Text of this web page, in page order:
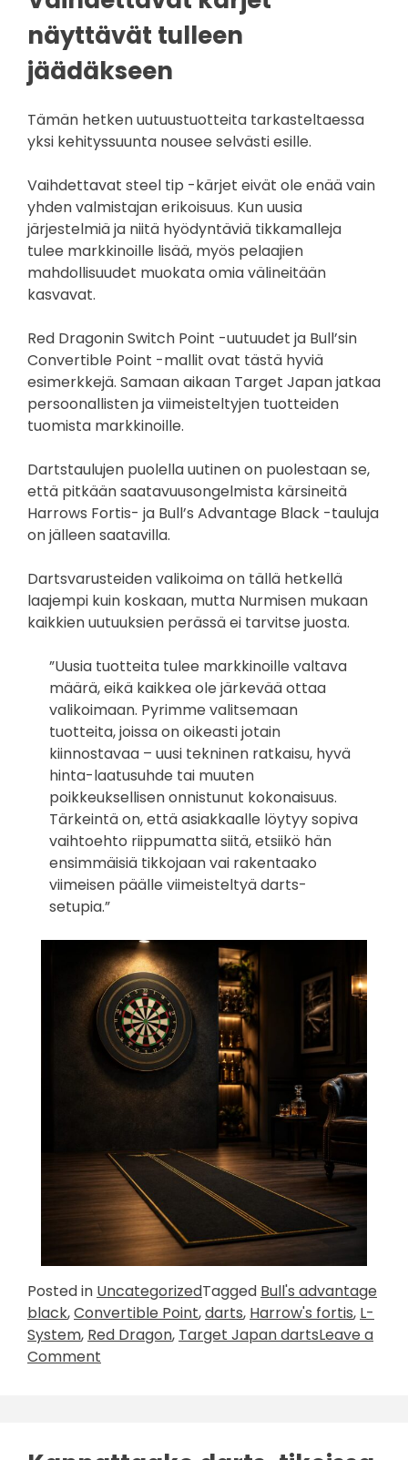
näyttävät tulleen
jäädäkseen
Tämän hetken uutuustuotteita tarkasteltaessa
yksi kehityssuunta nousee selvästi esille.
Vaihdettavat steel tip -kärjet eivät ole enää vain
yhden valmistajan erikoisuus. Kun uusia
järjestelmiä ja niitä hyödyntäviä tikkamalleja
tulee markkinoille lisää, myös pelaajien
mahdollisuudet muokata omia välineitään
kasvavat.
Red Dragonin Switch Point -uutuudet ja Bull’sin
Convertible Point -mallit ovat tästä hyviä
esimerkkejä. Samaan aikaan Target Japan jatkaa
persoonallisten ja viimeisteltyjen tuotteiden
tuomista markkinoille.
Dartstaulujen puolella uutinen on puolestaan se,
että pitkään saatavuusongelmista kärsineitä
Harrows Fortis- ja Bull’s Advantage Black -tauluja
on jälleen saatavilla.
Dartsvarusteiden valikoima on tällä hetkellä
laajempi kuin koskaan, mutta Nurmisen mukaan
kaikkien uutuuksien perässä ei tarvitse juosta.
”Uusia tuotteita tulee markkinoille valtava
määrä, eikä kaikkea ole järkevää ottaa
valikoimaan. Pyrimme valitsemaan
tuotteita, joissa on oikeasti jotain
kiinnostavaa – uusi tekninen ratkaisu, hyvä
hinta-laatusuhde tai muuten
poikkeuksellisen onnistunut kokonaisuus.
Tärkeintä on, että asiakkaalle löytyy sopiva
vaihtoehto riippumatta siitä, etsiikö hän
ensimmäisiä tikkojaan vai rakentaako
viimeisen päälle viimeisteltyä darts-
setupia.”
Posted in UncategorizedTagged Bull's advantage
black,Convertible Point,darts, Harrow's fortis, L-
System, Red Dragon, Target Japan dartsLeave a
Comment